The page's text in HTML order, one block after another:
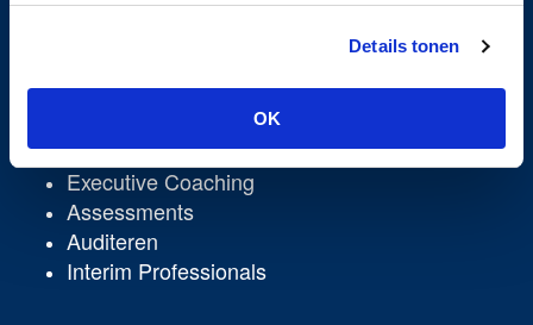
Details tonen
OK
Learning & Development
Corporate Academies
Executive Coaching
Assessments
Auditeren
Interim Professionals